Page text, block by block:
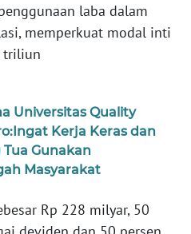
laba dalam
memperkuat modal inti
triliun
Universitas Quality
Kerja Keras dan
Gunakan
Masyarakat
Rp 228 milyar, 50